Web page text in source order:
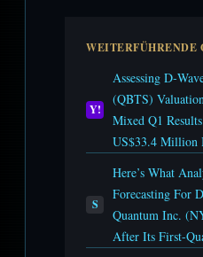
WEITERFÜHRENDE
Y!
Assessing
(QBTS)
Mixed Q1
US$33.4 Million
S
Here’s What
Forecasting For
Quantum Inc.
After Its First-